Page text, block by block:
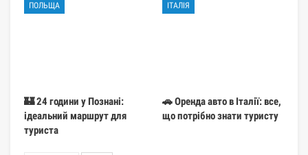
ПОЛЬЩА
🏰 24 години у Познані:
ідеальний маршрут для
туриста
ІТАЛІЯ
🚗 Оренда авто в Італії: все,
що потрібно знати туристу